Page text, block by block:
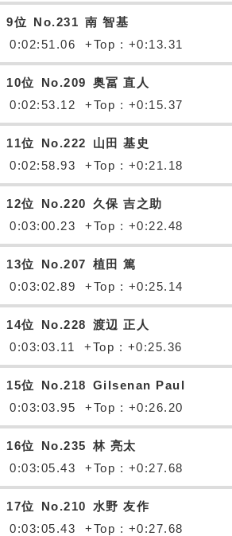
9位 No.231 南 智基
0:02:51.06
+Top : +0:13.31
10位 No.209 奥冨 直人
0:02:53.12
+Top : +0:15.37
11位 No.222
山田 基史
0:02:58.93
+Top : +0:21.18
12位 No.220
久保 吉之助
0:03:00.23
+Top : +0:22.48
13位 No.207 植田 篤
0:03:02.89
+Top : +0:25.14
14位 No.228 渡辺 正人
0:03:03.11
+Top : +0:25.36
15位 No.218 Gilsenan Paul
0:03:03.95
+Top : +0:26.20
16位 No.235 林 亮太
0:03:05.43
+Top : +0:27.68
17位 No.210
水野 友作
0:03:05.43
+Top : +0:27.68